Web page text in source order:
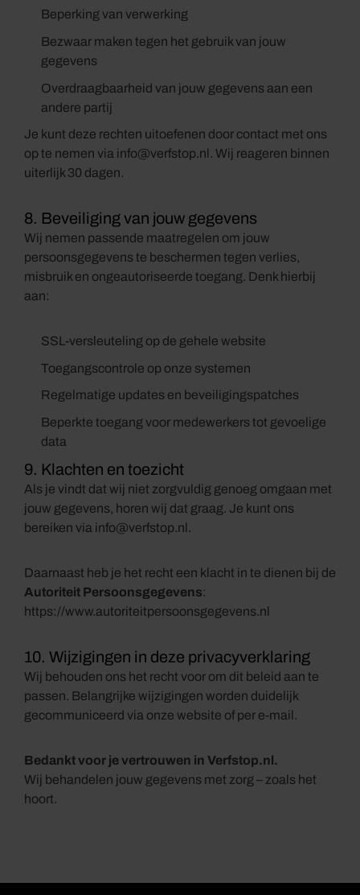
Beperking van verwerking
Bezwaar maken tegen het gebruik van jouw
gegevens
Overdraagbaarheid van jouw gegevens aan een
andere partij
Je kunt deze rechten uitoefenen door contact met ons
op te nemen via info@verfstop.nl . Wij reageren binnen
uiterlijk 30 dagen.
8. Beveiliging van jouw gegevens
Wij nemen passende maatregelen om jouw
persoonsgegevens te beschermen tegen verlies,
misbruik en ongeautoriseerde toegang. Denk hierbij
aan:
SSL-versleuteling op de gehele website
Toegangscontrole op onze systemen
Regelmatige updates en beveiligingspatches
Beperkte toegang voor medewerkers tot gevoelige
data
9. Klachten en toezicht
Als je vindt dat wij niet zorgvuldig genoeg omgaan met
jouw gegevens, horen wij dat graag. Je kunt ons
bereiken via info@verfstop.nl .
Daarnaast heb je het recht een klacht in te dienen bij de
Autoriteit Persoonsgegevens:
https://www.autoriteitpersoonsgegevens.nl
10. Wijzigingen in deze privacyverklaring
Wij behouden ons het recht voor om dit beleid aan te
passen. Belangrijke wijzigingen worden duidelijk
gecommuniceerd via onze website of per e-mail.
Bedankt voor je vertrouwen in Verfstop.nl.
Wij behandelen jouw gegevens met zorg – zoals het
hoort.